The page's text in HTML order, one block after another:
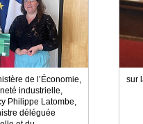
de l’Économie,
industrielle,
Philippe Latombe,
déléguée
sur